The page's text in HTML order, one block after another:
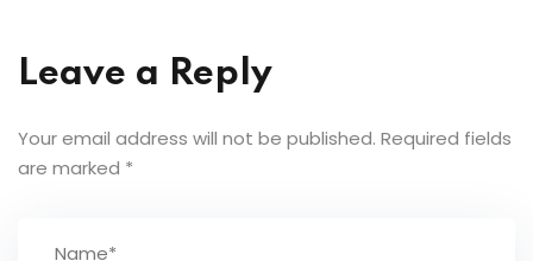
Leave a Reply
Your email address will not be published. Required fields
are marked *